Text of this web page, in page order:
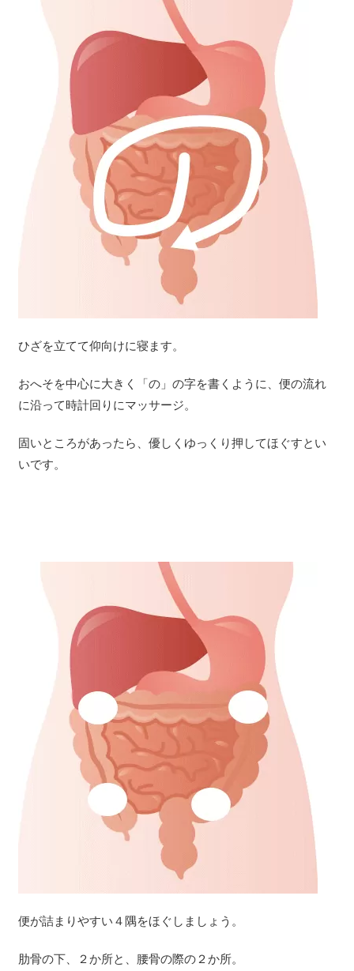
ひざを立てて仰向けに寝ます。
おへそを中心に大きく「の」の字を書くように、便の流れ
に沿って時計回りにマッサージ。
固いところがあったら、優しくゆっくり押してほぐすとい
いです。
便が詰まりやすい４隅をほぐしましょう。
肋骨の下、２か所と、腰骨の際の２か所。